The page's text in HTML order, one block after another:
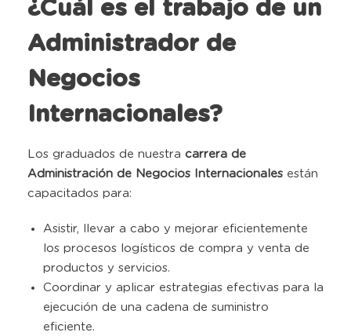
¿Cuál es el trabajo de un
Administrador de
Negocios
Internacionales?
Los graduados de nuestra carrera de
Administración de Negocios Internacionales están
capacitados para:
Asistir, llevar a cabo y mejorar eficientemente
los procesos logísticos de compra y venta de
productos y servicios.
Coordinar y aplicar estrategias efectivas para la
ejecución de una cadena de suministro
eficiente.